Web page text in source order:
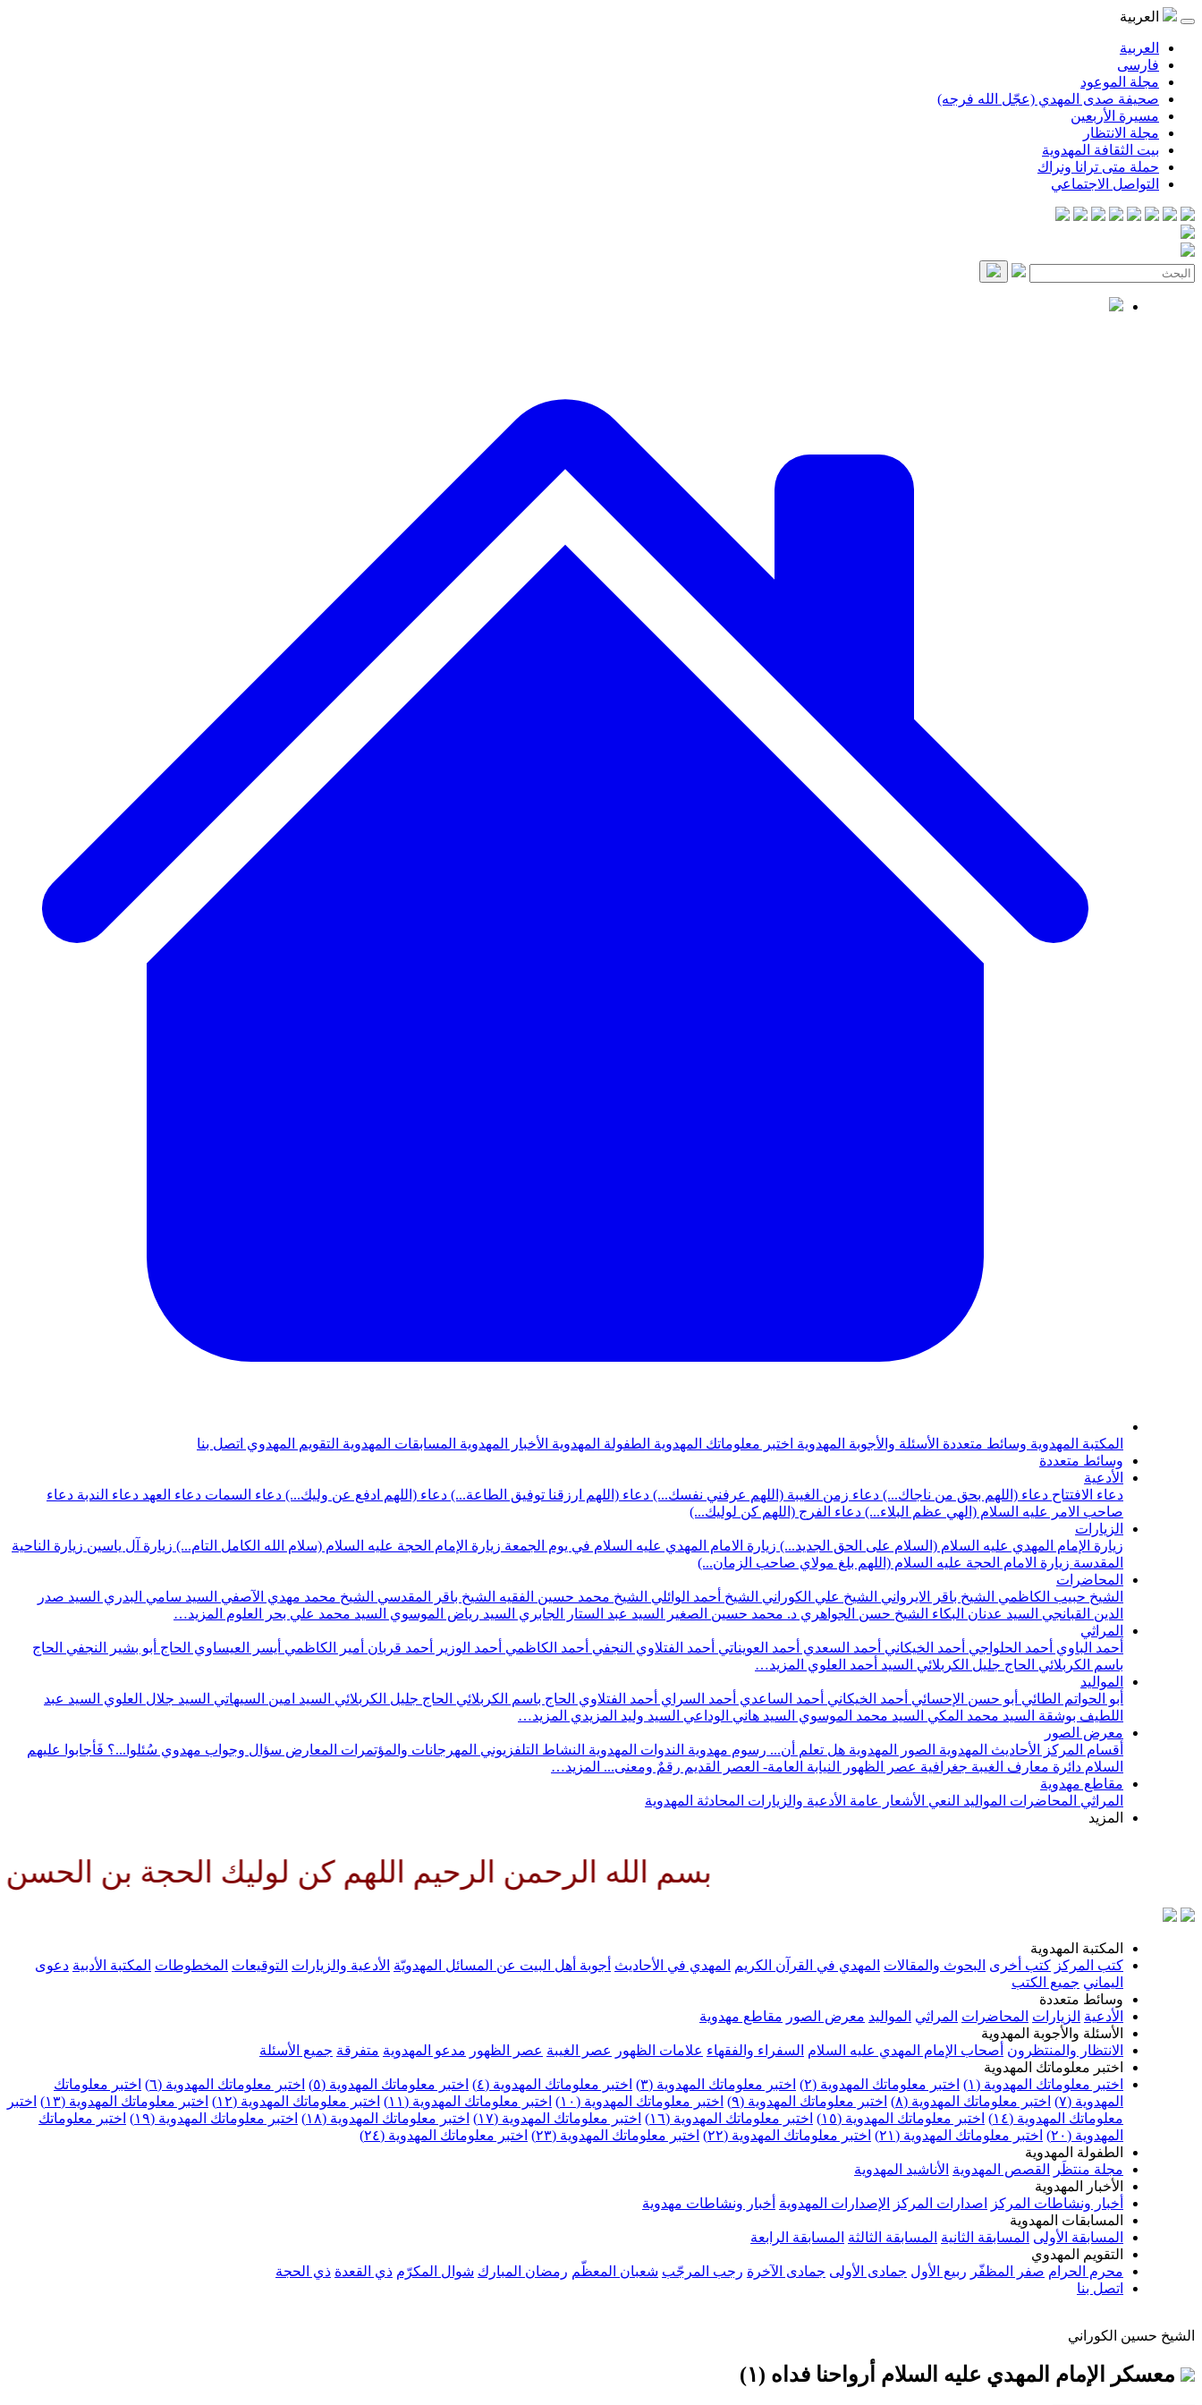
العربية
العربية
فارسی
مجلة الموعود
صحيفة صدى المهدي (عجّل الله فرجه)
مسيرة الأربعين
مجلة الانتظار
بيت الثقافة المهدوية
حملة متى ترانا ونراك
التواصل الاجتماعي
المكتبة المهدوية وسائط متعددة الأسئلة والأجوبة المهدوية اختبر معلوماتك المهدوية الطفولة المهدوية الأخبار المهدوية المسابقات المهدوية التقويم المهدوي اتصل بنا
وسائط متعددة
الأدعية
دعاء الافتتاح دعاء (اللهم بحق من ناجاك...) دعاء زمن الغيبة (اللهم عرفني نفسك...) دعاء (اللهم ارزقنا توفيق الطاعة...) دعاء (اللهم ادفع عن وليك...) دعاء السمات دعاء العهد دعاء الندبة دعاء
صاحب الامر عليه السلام (الهي عظم البلاء...) دعاء الفرج (اللهم كن لوليك...)
الزيارات
زيارة الإمام المهدي عليه السلام (السلام على الحق الجديد...) زيارة الامام المهدي عليه السلام في يوم الجمعة زيارة الإمام الحجة عليه السلام (سلام الله الكامل التام...) زيارة آل ياسين زيارة الناحية
المقدسة زيارة الامام الحجة عليه السلام (اللهم بلغ مولاي صاحب الزمان...)
المحاضرات
الشيخ حبيب الكاظمي الشيخ باقر الايرواني الشيخ علي الكوراني الشيخ أحمد الوائلي الشيخ محمد حسين الفقيه الشيخ باقر المقدسي الشيخ محمد مهدي الآصفي السيد سامي البدري السيد صدر
الدين القبانجي السيد عدنان البكاء الشيخ حسن الجواهري د. محمد حسين الصغير السيد عبد الستار الجابري السيد رياض الموسوي السيد محمد علي بحر العلوم المزيد…
المراثي
أحمد الباوي أحمد الحلواجي أحمد الخيكاني أحمد السعدي أحمد العويناتي أحمد الفتلاوي النجفي أحمد الكاظمي أحمد الوزير أحمد قربان أمير الكاظمي أيسر العيساوي الحاج أبو بشير النجفي الحاج
باسم الكربلائي الحاج جليل الكربلائي السيد أحمد العلوي المزيد…
المواليد
أبو الحواتم الطائي أبو حسن الإحسائي أحمد الخيكاني أحمد الساعدي أحمد السراي أحمد الفتلاوي الحاج باسم الكربلائي الحاج جليل الكربلائي السيد امين السيهاتي السيد جلال العلوي السيد عبد
اللطيف بوشقة السيد محمد المكي السيد محمد الموسوي السيد هاني الوداعي السيد وليد المزيدي المزيد…
معرض الصور
أقسام المركز
الأحاديث المهدوية الصور المهدوية هل تعلم أن... رسوم مهدوية الندوات المهدوية النشاط التلفزيوني المهرجانات والمؤتمرات المعارض سؤال وجواب مهدوي سُئلوا...؟ فَأجابوا عليهم
السلام دائرة معارف الغيبة جغرافية عصر الظهور النيابة العامة- العصر القديم رقمٌ ومعنى... المزيد…
مقاطع مهدوية
المراثي المحاضرات المواليد النعي الأشعار عامة الأدعية والزيارات المحادثة المهدوية
المزيد
بسم الله الرحمن الرحيم اللهم كن لوليك الحجة بن الحسن صلواتك
المكتبة المهدوية
كتب المركز كتب أخرى البحوث والمقالات المهدي في القرآن الكريم المهدي في الأحاديث أجوبة أهل البيت عن المسائل المهدويّة الأدعية والزيارات التوقيعات المخطوطات المكتبة الأدبية دعوى
اليماني جميع الكتب
وسائط متعددة
الأدعية الزيارات المحاضرات المراثي المواليد معرض الصور مقاطع مهدوية
الأسئلة والأجوبة المهدوية
الانتظار والمنتظرون أصحاب الإمام المهدي عليه السلام السفراء والفقهاء علامات الظهور عصر الغيبة عصر الظهور مدعو المهدوية متفرقة جميع الأسئلة
اختبر معلوماتك المهدوية
اختبر معلوماتك المهدوية (١)
اختبر معلوماتك المهدوية (٢) اختبر معلوماتك المهدوية (٣) اختبر معلوماتك المهدوية (٤) اختبر معلوماتك المهدوية (٥) اختبر معلوماتك المهدوية (٦)
اختبر معلوماتك
المهدوية (٧)
اختبر معلوماتك المهدوية (٨) اختبر معلوماتك المهدوية (٩) اختبر معلوماتك المهدوية (١٠) اختبر معلوماتك المهدوية (١١) اختبر معلوماتك المهدوية (١٢) اختبر معلوماتك المهدوية (١٣)
اختبر
معلوماتك المهدوية (١٤)
اختبر معلوماتك المهدوية (١٥) اختبر معلوماتك المهدوية (١٦) اختبر معلوماتك المهدوية (١٧) اختبر معلوماتك المهدوية (١٨) اختبر معلوماتك المهدوية (١٩)
اختبر معلوماتك
المهدوية (٢٠)
اختبر معلوماتك المهدوية (٢١) اختبر معلوماتك المهدوية (٢٢) اختبر معلوماتك المهدوية (٢٣)
اختبر معلوماتك المهدوية (٢٤)
الطفولة المهدوية
مجلة منتظَر
القصص المهدوية الأناشيد المهدوية
الأخبار المهدوية
أخبار ونشاطات المركز
اصدارات المركز الإصدارات المهدوية أخبار ونشاطات مهدوية
المسابقات المهدوية
المسابقة الأولى المسابقة الثانية المسابقة الثالثة المسابقة الرابعة
التقويم المهدوي
محرم الحرام صفر المظفّر ربيع الأول جمادى الأولى جمادى الآخرة رجب المرجّب شعبان المعظّم رمضان المبارك شوال المكرّم ذي القعدة ذي الحجة
اتصل بنا
الشيخ حسين الكوراني
معسكر الإمام المهدي عليه السلام أرواحنا فداه (١)